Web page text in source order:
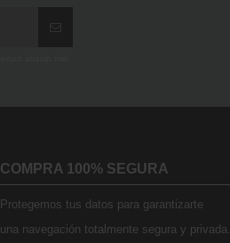
COMPRA 100% SEGURA
Protegemos tus datos para garantizarte
una navegación totalmente segura y privada.